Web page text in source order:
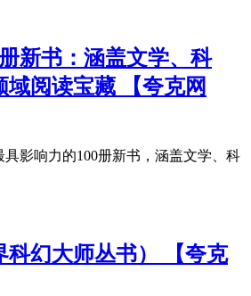
新书：涵盖文学、科
阅读宝藏 【夸克网
具影响力的100册新书，涵盖文学、科
科幻大师丛书） 【夸克